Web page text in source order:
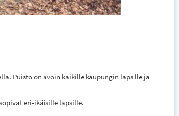
Puisto on avoin kaikille kaupungin lapsille ja
eri-ikäisille lapsille.